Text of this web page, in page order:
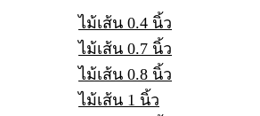
ไม้เส้น 0.4 นิ้ว
ไม้เส้น 0.7 นิ้ว
ไม้เส้น 0.8 นิ้ว
ไม้เส้น 1 นิ้ว